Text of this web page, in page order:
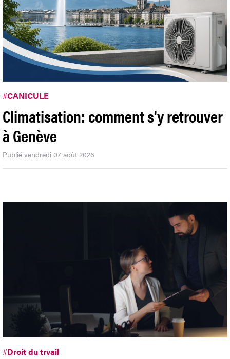
#CANICULE
Climatisation: comment s'y retrouver
à Genève
Publié vendredi 07 août 2026
#Droit du trvail